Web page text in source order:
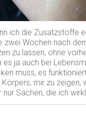
ich die Zusatzstoffe
zwei Wochen nach
zu lassen, ohne
es ja auch bei
muss, es
mir zu
nur Sachen, die ich